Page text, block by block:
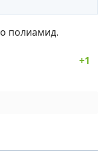
полиамид.